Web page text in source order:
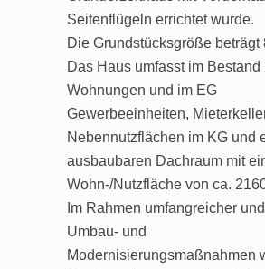
Seitenflügeln errichtet wurde.
Die Grundstücksgröße beträgt
Das Haus umfasst im Bestand
Wohnungen und im EG
Gewerbeeinheiten,
Nebennutzflächen im KG und
ausbaubaren Dachraum mit
Wohn-/Nutzfläche von ca.
Im Rahmen umfangreicher
Umbau- und
Modernisierungsmaßnahmen